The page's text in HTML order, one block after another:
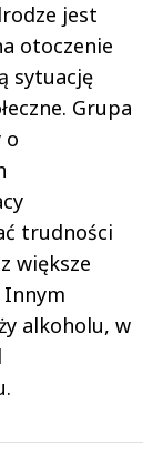
jest
otoczenie
sytuację
Grupa
o
trudności
większe
alkoholu, w